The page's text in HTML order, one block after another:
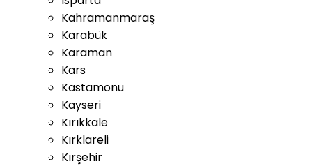
Kahramanmaraş
Karabük
Karaman
Kars
Kastamonu
Kayseri
Kırıkkale
Kırklareli
Kırşehir